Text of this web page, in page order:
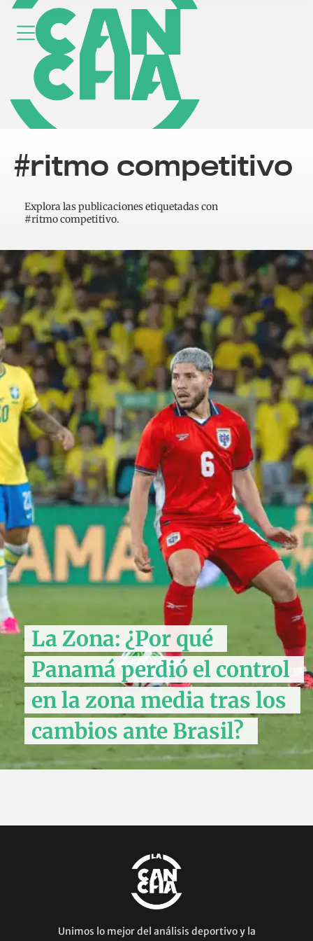
#ritmo competitivo
Explora las publicaciones etiquetadas con
#ritmo competitivo.
La Zona: ¿Por qué
Panamá perdió el control
en la zona media tras los
cambios ante Brasil?
Unimos lo mejor del análisis deportivo y la